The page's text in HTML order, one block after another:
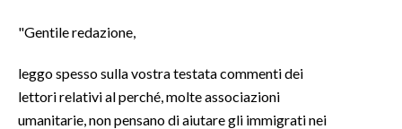
CALCIO
BASKET
VOLLEY
"Gentile redazione,
leggo spesso sulla vostra testata commenti dei
lettori relativi al perché, molte associazioni
umanitarie, non pensano di aiutare gli immigrati nei